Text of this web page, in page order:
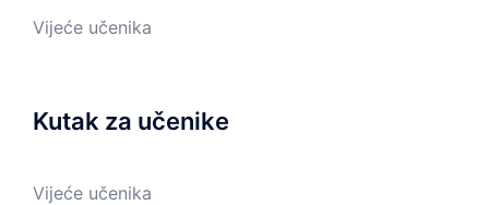
Vijeće učenika
Kutak za učenike
Vijeće učenika